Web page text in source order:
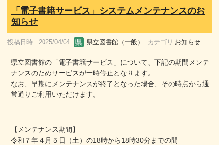
「電子書籍サービス」システムメンテナンスのお
知らせ
投稿日時 : 2025/04/04 県立図書館（一般） カテゴリ:お知らせ
県立図書館の「電子書籍サービス」について、下記の期間メンテ
ナンスのためサービスが一時停止となります。
なお、早期にメンテナンスが終了となった場合、その時点から通
常通りご利用いただけます。
【メンテナンス期間】
令和７年４月５日（土）の18時から18時30分までの間